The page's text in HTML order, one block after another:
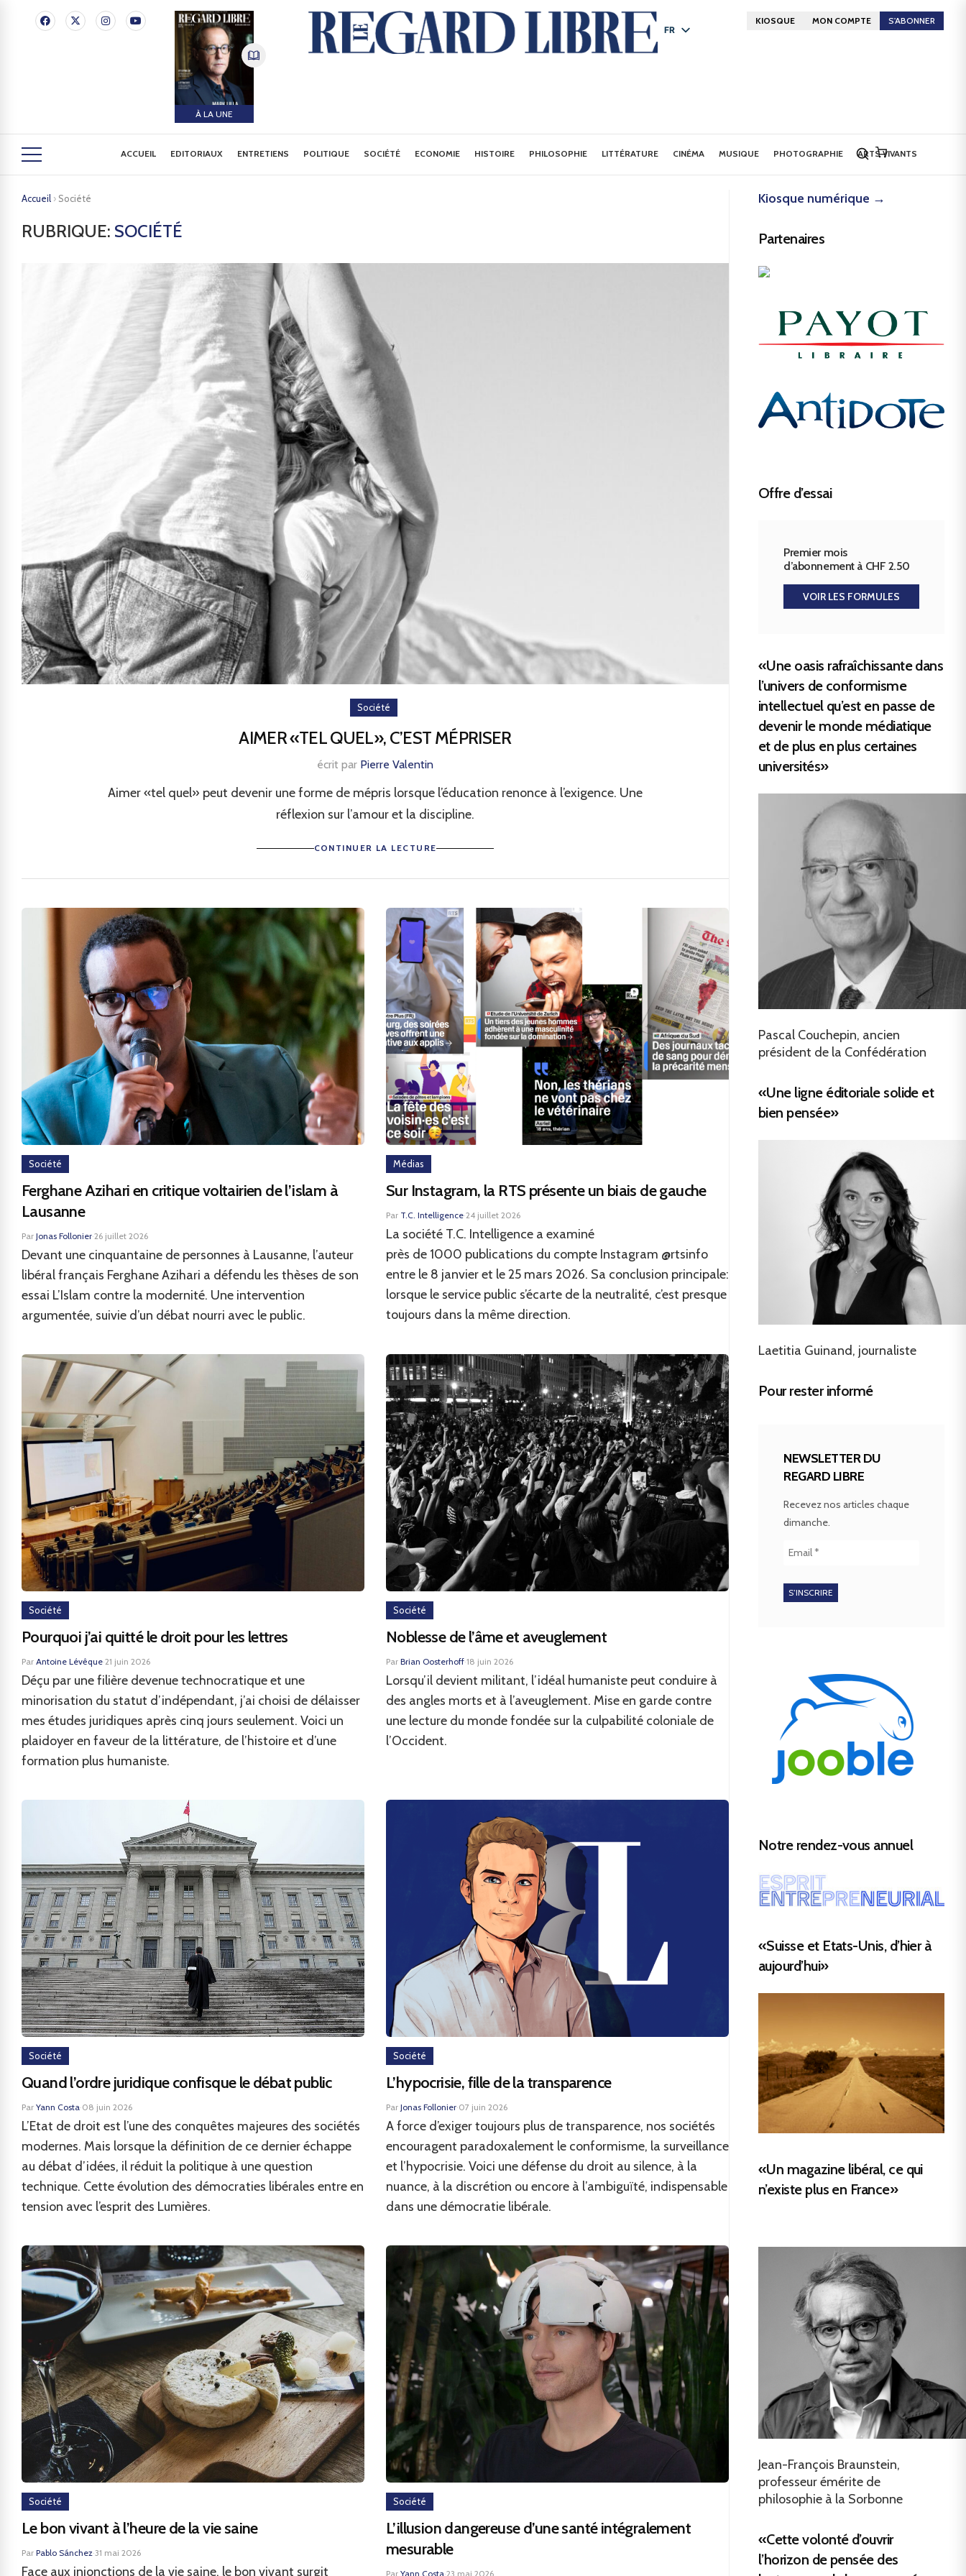
À LA UNE
FR
KIOSQUE MON COMPTE S'ABONNER
ACCUEIL EDITORIAUX ENTRETIENS POLITIQUE SOCIÉTÉ ECONOMIE HISTOIRE PHILOSOPHIE LITTÉRATURE CINÉMA MUSIQUE PHOTOGRAPHIE ARTS VIVANTS
Accueil › Société
RUBRIQUE: SOCIÉTÉ
Société
AIMER «TEL QUEL», C’EST MÉPRISER
écrit par Pierre Valentin
Aimer «tel quel» peut devenir une forme de mépris lorsque l’éducation renonce à l’exigence. Une
réflexion sur l’amour et la discipline.
CONTINUER LA LECTURE
Société
Ferghane Azihari en critique voltairien de l’islam à
Lausanne
Par Jonas Follonier·26 juillet 2026
Devant une cinquantaine de personnes à Lausanne, l’auteur
libéral français Ferghane Azihari a défendu les thèses de son
essai L’Islam contre la modernité. Une intervention
argumentée, suivie d’un débat nourri avec le public.
Médias
Sur Instagram, la RTS présente un biais de gauche
Par T.C. Intelligence·24 juillet 2026
La société T.C. Intelligence a examiné
près de 1000 publications du compte Instagram @rtsinfo
entre le 8 janvier et le 25 mars 2026. Sa conclusion principale:
lorsque le service public s’écarte de la neutralité, c’est presque
toujours dans la même direction.
Société
Pourquoi j’ai quitté le droit pour les lettres
Par Antoine Lévêque·21 juin 2026
Déçu par une filière devenue technocratique et une
minorisation du statut d’indépendant, j’ai choisi de délaisser
mes études juridiques après cinq jours seulement. Voici un
plaidoyer en faveur de la littérature, de l’histoire et d’une
formation plus humaniste.
Société
Noblesse de l’âme et aveuglement
Par Brian Oosterhoff·18 juin 2026
Lorsqu’il devient militant, l’idéal humaniste peut conduire à
des angles morts et à l’aveuglement. Mise en garde contre
une lecture du monde fondée sur la culpabilité coloniale de
l’Occident.
Société
Quand l’ordre juridique confisque le débat public
Par Yann Costa·08 juin 2026
L’Etat de droit est l’une des conquêtes majeures des sociétés
modernes. Mais lorsque la définition de ce dernier échappe
au débat d’idées, il réduit la politique à une question
technique. Cette évolution des démocraties libérales entre en
tension avec l’esprit des Lumières.
Société
L’hypocrisie, fille de la transparence
Par Jonas Follonier·07 juin 2026
A force d’exiger toujours plus de transparence, nos sociétés
encouragent paradoxalement le conformisme, la surveillance
et l’hypocrisie. Voici une défense du droit au silence, à la
nuance, à la discrétion ou encore à l’ambiguïté, indispensable
dans une démocratie libérale.
Société
Le bon vivant à l’heure de la vie saine
Par Pablo Sánchez·31 mai 2026
Face aux injonctions de la vie saine, le bon vivant surgit
Société
L’illusion dangereuse d’une santé intégralement
mesurable
Par Yann Costa·23 mai 2026
Kiosque numérique →
Partenaires
Offre d’essai
Premier mois
d’abonnement à CHF 2.50
VOIR LES FORMULES
«Une oasis rafraîchissante dans
l’univers de conformisme
intellectuel qu’est en passe de
devenir le monde médiatique
et de plus en plus certaines
universités»
Pascal Couchepin, ancien
président de la Confédération
«Une ligne éditoriale solide et
bien pensée»
Laetitia Guinand, journaliste
Pour rester informé
NEWSLETTER DU
REGARD LIBRE
Recevez nos articles chaque
dimanche.
Notre rendez-vous annuel
«Suisse et Etats-Unis, d’hier à
aujourd’hui»
«Un magazine libéral, ce qui
n’existe plus en France»
Jean-François Braunstein,
professeur émérite de
philosophie à la Sorbonne
«Cette volonté d’ouvrir
l’horizon de pensée des